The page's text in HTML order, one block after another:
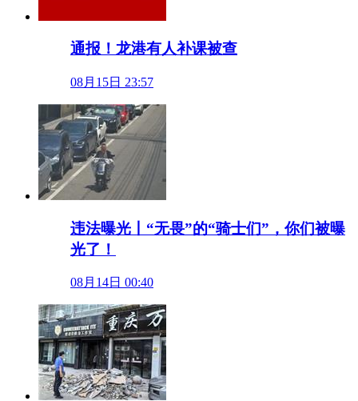
通报！龙港有人补课被查
08月15日 23:57
违法曝光丨“无畏”的“骑士们”，你们被曝
光了！
08月14日 00:40